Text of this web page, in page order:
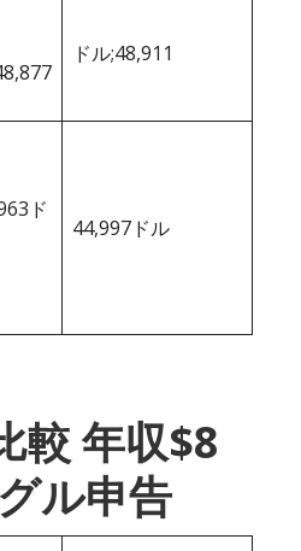
ドル;48,911
ド
44,997ドル
較 年収$8
ル申告